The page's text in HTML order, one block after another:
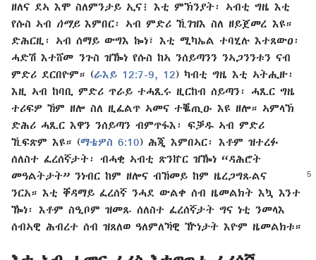
ዘለና ደኣ እሞ ስለምንታይ ኢና፧ እቲ ምኽንያት፡ ኣብቲ ግዜ እቲ
የሱስ ኣብ ሰማይእምበር፡ ኣብ ምድሪ ኺገዝእ ስለ ዘይጀመረ እዩ።
ድሕርዚ፡ ኣብ ሰማይ ውግእ ኰነ፣ እቲ ሚካኤል ተባሂሉ እተጸውዐ፡
ሓድሽ እተሸመ ንጉስ ዝዀነ የሱስ ከኣ ንሰይጣንን ንኣጋንንቱን ናብ
ምድሪ ደርበዮም። (ራእይ 12:7-9, 12) ካብቲ ግዜ እቲ ኣትሒዙ፡
እዚ ኣብ ከባቢ ምድሪ ጥራይ ተሓጺሩ ዚርከብ ሰይጣን፡ ሓጺር ግዜ
ተሪፍዎ ኸም ዘሎ ስለ ዚፈልጥ ኣመና ተቘጢዑ እዩ ዘሎ። ኣምላኽ
ድሕሪ ሓጺር እዋን ንሰይጣን ብምጥፋእ፡ ፍቓዱ ኣብ ምድሪ
ኺፍጽም እዩ። (ማቴዎስ 6:10) ሕጂ እምበኣር፡ እቶም ዝተረፉ
ሰለስተ ፈረሰኛታት፡ ብሓቂ ኣብቲ ጽንኵር ዝዀነ “ዳሕሮት
መዓልትታት” ንነብር ከም ዘሎና ብኸመይ ከም ዜረጋግጹልና
ንርአ። እቲ ቐዳማይ ፈረሰኛ ንሓደ ውልቀ ሰብ ዜመልክት እኳ እንተ
ዀነ፡ እቶም ስዒቦም ዝመጹ ሰለስተ ፈረሰኛታት ግና ነቲ ንመላእ
ሰብኣዊ ሕብረተ ሰብ ዝጸለወ ዓለምለኻዊ ዅነታት እዮም ዜመልክቱ።